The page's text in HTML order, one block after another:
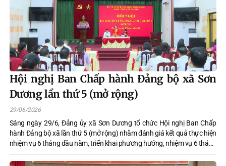
Hội nghị Ban Chấp hành Đảng bộ xã Sơn
Dương lần thứ 5 (mở rộng)
29/06/2026
Sáng ngày 29/6, Đảng ủy xã Sơn Dương tổ chức Hội nghị Ban Chấp
hành Đảng bộ xã lần thứ 5 (mở rộng) nhằm đánh giá kết quả thực hiện
nhiệm vụ 6 tháng đầu năm, triển khai phương hướng, nhiệm vụ 6 tháng
cuối năm 2026.